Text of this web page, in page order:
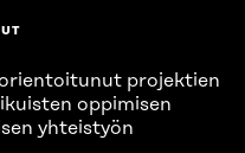
projektien
oppimisen
yhteistyön